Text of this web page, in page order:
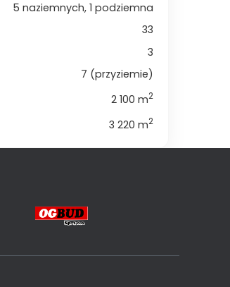
5 naziemnych, 1 podziemna
33
3
7 (przyziemie)
2 100 m2
3 220 m2